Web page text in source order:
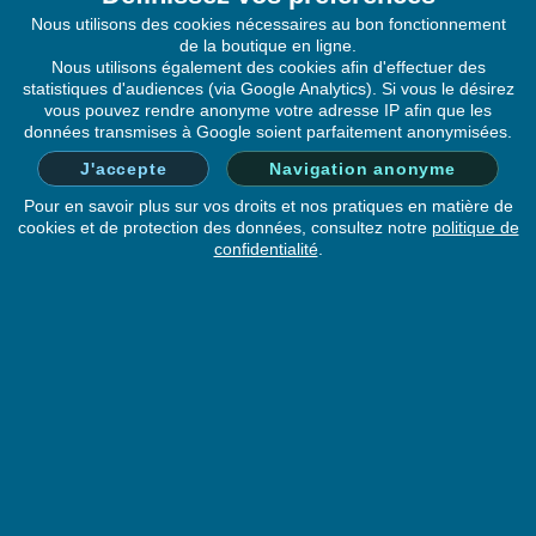
installations électriques,
liasses pour arrêt de travaux
jeunes travailleurs, ouexposition à l’amiante,
Des imprimés liés à l’
exercice du droit d’alerte , à
l’évacuation du personnel , ou à lamise en
sécurité des sites
.
Ces documents, souvent utilisés dans le cadre des
inspections de la DIRECCTE, permettent aux
Nous utilisons des cookies nécessaires au bon fonctionnement
de la boutique en ligne.
Nous utilisons également des cookies afin d'effectuer des
statistiques d'audiences (via Google Analytics). Si vous le désirez
vous pouvez rendre anonyme votre adresse IP afin que les
données transmises à Google soient parfaitement anonymisées.
J'accepte
Navigation anonyme
Pour en savoir plus sur vos droits et nos pratiques en matière de
cookies et de protection des données, consultez notre politique de
confidentialité.